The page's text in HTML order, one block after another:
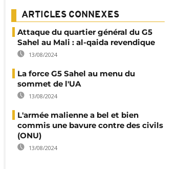
ARTICLES CONNEXES
Attaque du quartier général du G5
Sahel au Mali : al-qaida revendique
13/08/2024
La force G5 Sahel au menu du
sommet de l'UA
13/08/2024
L'armée malienne a bel et bien
commis une bavure contre des civils
(ONU)
13/08/2024